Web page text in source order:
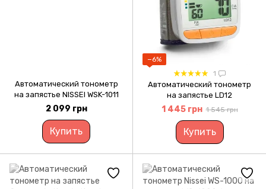
Автоматический тонометр
на запястье NISSEI WSK-1011
2 099 грн
Купить
−6%
1
Автоматический тонометр
на запястье LD12
1 445 грн 1 545 грн
Купить